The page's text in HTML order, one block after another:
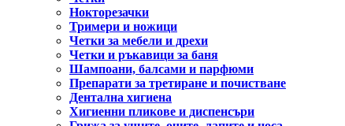
Нокторезачки
Тримери и ножици
Четки за мебели и дрехи
Четки и ръкавици за баня
Шампоани, балсами и парфюми
Препарати за третиране и почистване
Дентална хигиена
Хигиенни пликове и диспенсъри